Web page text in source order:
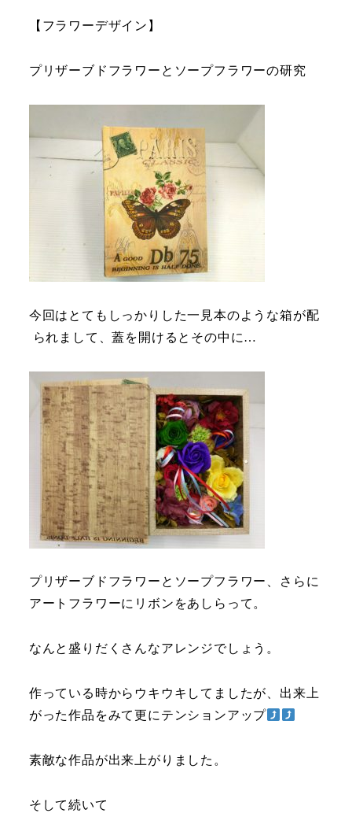
【フラワーデザイン】
プリザーブドフラワーとソープフラワーの研究
今回はとてもしっかりした一見本のような箱が配
られまして、蓋を開けるとその中に…
プリザーブドフラワーとソープフラワー、さらに
アートフラワーにリボンをあしらって。
なんと盛りだくさんなアレンジでしょう。
作っている時からウキウキしてましたが、出来上
がった作品をみて更にテンションアップ
素敵な作品が出来上がりました。
そして続いて